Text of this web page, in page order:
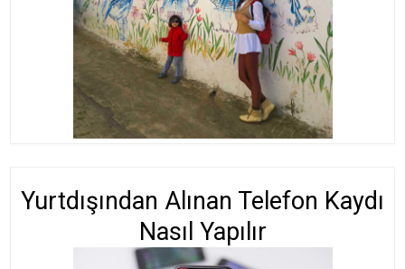
Yurtdışından Alınan Telefon Kaydı
Nasıl Yapılır